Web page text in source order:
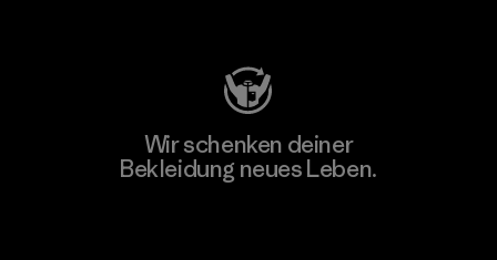
Wir schenken deiner
Bekleidung neues Leben.